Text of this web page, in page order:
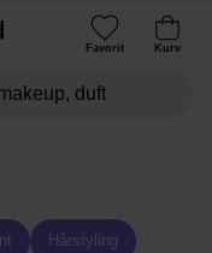
Favorit Kurv
Hårstyling